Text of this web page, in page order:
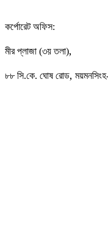
কর্পোরেট অফিস:
মীর প্লাজা (৩য় তলা),
৮৮ সি.কে. ঘোষ রোড,